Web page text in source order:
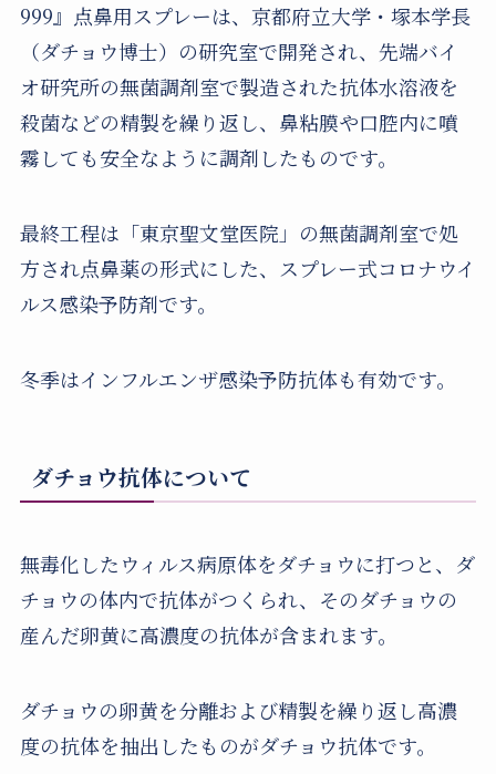
999』点鼻用スプレーは、京都府立大学・塚本学長
（ダチョウ博士）の研究室で開発され、先端バイ
オ研究所の無菌調剤室で製造された抗体水溶液を
殺菌などの精製を繰り返し、鼻粘膜や口腔内に噴
霧しても安全なように調剤したものです。
最終工程は「東京聖文堂医院」の無菌調剤室で処
方され点鼻薬の形式にした、スプレー式コロナウイ
ルス感染予防剤です。
冬季はインフルエンザ感染予防抗体も有効です。
ダチョウ抗体について
無毒化したウィルス病原体をダチョウに打つと、ダ
チョウの体内で抗体がつくられ、そのダチョウの
産んだ卵黄に高濃度の抗体が含まれます。
ダチョウの卵黄を分離および精製を繰り返し高濃
度の抗体を抽出したものがダチョウ抗体です。